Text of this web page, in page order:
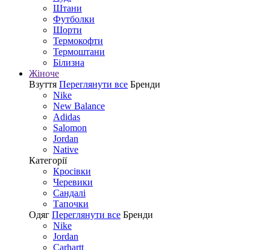
Штани
Футболки
Шорти
Термокофти
Термоштани
Білизна
Жіноче
Взуття Переглянути все Бренди
Nike
New Balance
Adidas
Salomon
Jordan
Native
Категорії
Кросівки
Черевики
Сандалі
Tапочки
Одяг Переглянути все Бренди
Nike
Jordan
Carhartt